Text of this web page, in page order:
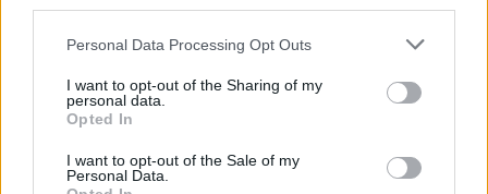
Please note that this website/app uses one or more Google
not limited to your visit or usage behaviour. You may click to
grant or deny consent to Google and its third-party tags to
use your data for below specified purposes in below Google
consent section.
Personal Data Processing Opt Outs
I want to opt-out of the Sharing of my
personal data.
Opted In
I want to opt-out of the Sale of my
Personal Data.
ποδοσφαιριστής
1977Θεόδωρος Μπάεφ, Βούλγαρος
πετοσφαιριστής
ποδοσφαιριστής